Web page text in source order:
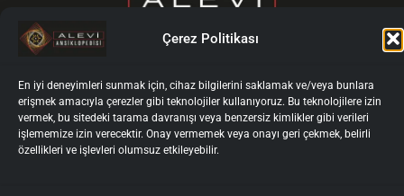
Çerez Politikası
En iyi deneyimleri sunmak için, cihaz bilgilerini saklamak ve/veya bunlara
erişmek amacıyla çerezler gibi teknolojiler kullanıyoruz. Bu teknolojilere izin
vermek, bu sitedeki tarama davranışı veya benzersiz kimlikler gibi verileri
işlememize izin verecektir. Onay vermemek veya onayı geri çekmek, belirli
özellikleri ve işlevleri olumsuz etkileyebilir.
a
c
e
b
-
t
w
i
n
s
t
a
o
u
t
u
ISIL Code: DE-4607
ANASAYFA